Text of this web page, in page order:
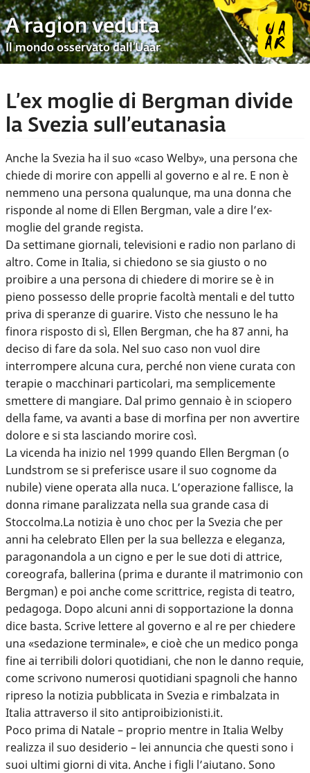
A ragion veduta
Il mondo osservato dall’Uaar
L’ex moglie di Bergman divide
la Svezia sull’eutanasia
Anche la Svezia ha il suo «caso Welby», una persona che
chiede di morire con appelli al governo e al re. E non è
nemmeno una persona qualunque, ma una donna che
risponde al nome di Ellen Bergman, vale a dire l’ex-
moglie del grande regista.
Da settimane giornali, televisioni e radio non parlano di
altro. Come in Italia, si chiedono se sia giusto o no
proibire a una persona di chiedere di morire se è in
pieno possesso delle proprie facoltà mentali e del tutto
priva di speranze di guarire. Visto che nessuno le ha
finora risposto di sì, Ellen Bergman, che ha 87 anni, ha
deciso di fare da sola. Nel suo caso non vuol dire
interrompere alcuna cura, perché non viene curata con
terapie o macchinari particolari, ma semplicemente
smettere di mangiare. Dal primo gennaio è in sciopero
della fame, va avanti a base di morfina per non avvertire
dolore e si sta lasciando morire così.
La vicenda ha inizio nel 1999 quando Ellen Bergman (o
Lundstrom se si preferisce usare il suo cognome da
nubile) viene operata alla nuca. L’operazione fallisce, la
donna rimane paralizzata nella sua grande casa di
Stoccolma.La notizia è uno choc per la Svezia che per
anni ha celebrato Ellen per la sua bellezza e eleganza,
paragonandola a un cigno e per le sue doti di attrice,
coreografa, ballerina (prima e durante il matrimonio con
Bergman) e poi anche come scrittrice, regista di teatro,
pedagoga. Dopo alcuni anni di sopportazione la donna
dice basta. Scrive lettere al governo e al re per chiedere
una «sedazione terminale», e cioè che un medico ponga
fine ai terribili dolori quotidiani, che non le danno requie,
come scrivono numerosi quotidiani spagnoli che hanno
ripreso la notizia pubblicata in Svezia e rimbalzata in
Italia attraverso il sito antiproibizionisti.it.
Poco prima di Natale – proprio mentre in Italia Welby
realizza il suo desiderio – lei annuncia che questi sono i
suoi ultimi giorni di vita. Anche i figli l’aiutano. Sono